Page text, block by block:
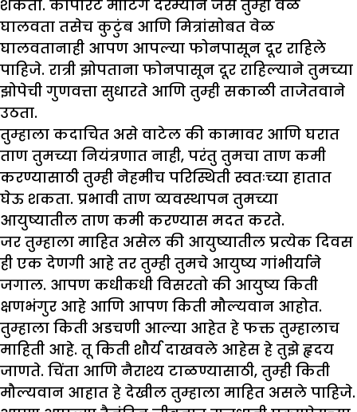
शकता. कॉर्पोरेट मीटिंग दरम्यान जसे तुम्ही वेळ
घालवता तसेच कुटुंब आणि मित्रांसोबत वेळ
घालवतानाही आपण आपल्या फोनपासून दूर राहिले
पाहिजे. रात्री झोपताना फोनपासून दूर राहिल्याने तुमच्या
झोपेची गुणवत्ता सुधारते आणि तुम्ही सकाळी ताजेतवाने
उठता.
तुम्हाला कदाचित असे वाटेल की कामावर आणि घरात
ताण तुमच्या नियंत्रणात नाही, परंतु तुमचा ताण कमी
करण्यासाठी तुम्ही नेहमीच परिस्थिती स्वतःच्या हातात
घेऊ शकता. प्रभावी ताण व्यवस्थापन तुमच्या
आयुष्यातील ताण कमी करण्यास मदत करते.
जर तुम्हाला माहित असेल की आयुष्यातील प्रत्येक दिवस
ही एक देणगी आहे तर तुम्ही तुमचे आयुष्य गांभीर्याने
जगाल. आपण कधीकधी विसरतो की आयुष्य किती
क्षणभंगुर आहे आणि आपण किती मौल्यवान आहोत.
तुम्हाला किती अडचणी आल्या आहेत हे फक्त तुम्हालाच
माहिती आहे. तू किती शौर्य दाखवले आहेस हे तुझे हृदय
जाणते. चिंता आणि नैराश्य टाळण्यासाठी, तुम्ही किती
मौल्यवान आहात हे देखील तुम्हाला माहित असले पाहिजे.